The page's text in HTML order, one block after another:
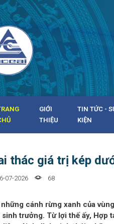
GIỚI
THIỆU
TIN TỨC -
KIỆN
thác giá trị kép
07-2026 68
những cánh rừng xanh của
sinh trưởng. Từ lợi thế ấy, Hợp